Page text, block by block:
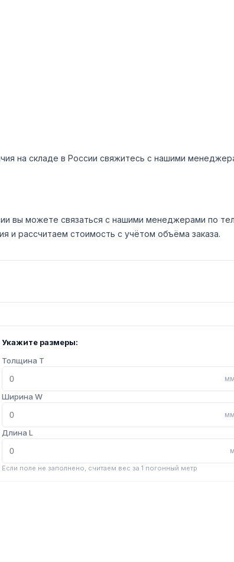
на складе в России свяжитесь с нашими
вы можете связаться с нашими менеджерами по
и рассчитаем стоимость с учётом объёма заказа.
Укажите размеры:
Толщина T
мм
Ширина W
мм
Длина L
м
Если поле не заполнено, считаем вес за 1 погонный метр